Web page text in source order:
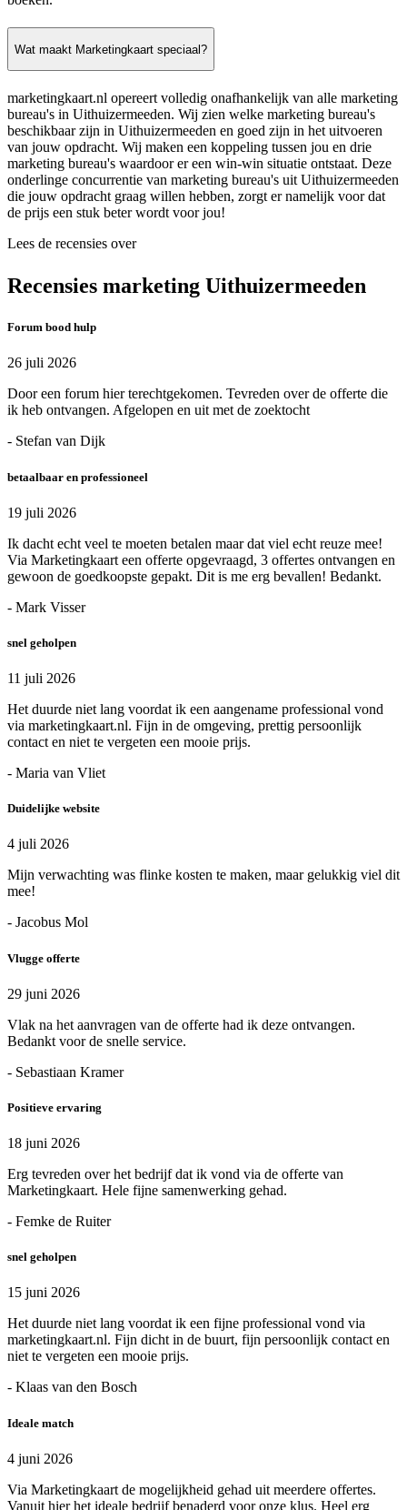
Wat maakt Marketingkaart speciaal?
marketingkaart.nl opereert volledig onafhankelijk van alle marketing
bureau's in Uithuizermeeden. Wij zien welke marketing bureau's
beschikbaar zijn in Uithuizermeeden en goed zijn in het uitvoeren
van jouw opdracht. Wij maken een koppeling tussen jou en drie
marketing bureau's waardoor er een win-win situatie ontstaat. Deze
onderlinge concurrentie van marketing bureau's uit Uithuizermeeden
die jouw opdracht graag willen hebben, zorgt er namelijk voor dat
de prijs een stuk beter wordt voor jou!
Lees de recensies over
Recensies marketing Uithuizermeeden
Forum bood hulp
26 juli 2026
Door een forum hier terechtgekomen. Tevreden over de offerte die
ik heb ontvangen. Afgelopen en uit met de zoektocht
- Stefan van Dijk
betaalbaar en professioneel
19 juli 2026
Ik dacht echt veel te moeten betalen maar dat viel echt reuze mee!
Via Marketingkaart een offerte opgevraagd, 3 offertes ontvangen en
gewoon de goedkoopste gepakt. Dit is me erg bevallen! Bedankt.
- Mark Visser
snel geholpen
11 juli 2026
Het duurde niet lang voordat ik een aangename professional vond
via marketingkaart.nl. Fijn in de omgeving, prettig persoonlijk
contact en niet te vergeten een mooie prijs.
- Maria van Vliet
Duidelijke website
4 juli 2026
Mijn verwachting was flinke kosten te maken, maar gelukkig viel dit
mee!
- Jacobus Mol
Vlugge offerte
29 juni 2026
Vlak na het aanvragen van de offerte had ik deze ontvangen.
Bedankt voor de snelle service.
- Sebastiaan Kramer
Positieve ervaring
18 juni 2026
Erg tevreden over het bedrijf dat ik vond via de offerte van
Marketingkaart. Hele fijne samenwerking gehad.
- Femke de Ruiter
snel geholpen
15 juni 2026
Het duurde niet lang voordat ik een fijne professional vond via
marketingkaart.nl. Fijn dicht in de buurt, fijn persoonlijk contact en
niet te vergeten een mooie prijs.
- Klaas van den Bosch
Ideale match
4 juni 2026
Via Marketingkaart de mogelijkheid gehad uit meerdere offertes.
Vanuit hier het ideale bedrijf benaderd voor onze klus. Heel erg